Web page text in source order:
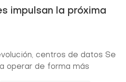
impulsan la próxima
centros de datos Se
operar de forma más